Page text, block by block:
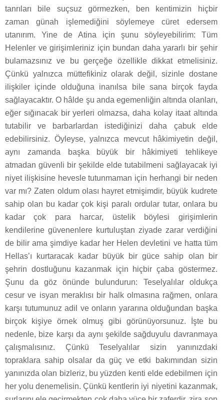
tanrıları bile suçsuz görmezken, ben kentimizin hiçbir
zaman günah işlemediğini söylemeye cüret edersem
utanırım. Yine de Atina için şunu söyleyebilirim: Tüm
Helenler ve girişimleriniz için bundan daha yararlı bir şehir
bulamazsınız ve bu gerçeğe özellikle dikkat etmelisiniz.
Çünkü yalnızca müttefikiniz olarak değil, sizinle dostane
ilişkiler içinde olduğuna inanılsa bile sana birçok fayda
sağlayacaktır. O hâlde şu anda egemenliğin altında olanları,
eğer sığınacak bir yerleri olmazsa, daha kolay itaat altında
tutabilir ve barbarlardan istediğinizi daha çabuk elde
edebilirsiniz. Öyleyse, yalnızca mevcut hâkimiyetin değil,
aynı zamanda başka büyük bir hâkimiyeti tehlikeye
atmadan güvenli bir şekilde elde tutabilmeni sağlayacak iyi
niyet ilişkisine hevesle tutunmaman için herhangi bir neden
var mı? Zaten oldum olası hayret etmişimdir, büyük kudrete
sahip olan bu kadar çok kişi paralı ordular tutar, onlara bu
kadar çok para harcar, üstelik böylesi girişimlerin
kendilerine güvenenlere kurtuluştan ziyade zarar verdiğini
de bilir ama şimdiye kadar her Helen devletini ve hatta tüm
Hellas’ı kurtaracak kadar büyük bir güce sahip olan bir
şehrin dostluğunu kazanmak için hiçbir çaba göstermez.
Şunu da göz önünde bulundurun: Teselyalılar oldukça
cesur ve isyan meraklısı bir halk olmasına rağmen, onlara
karşı tutumunuz adil ve onların yararına olduğundan başka
birçok kişiye örnek olmuş gibi görünüyorsunuz. İşte bu
nedenle, bize karşı da aynı şekilde sağduyulu davranmaya
çalışmalısınız. Çünkü Teselyalılar sizin yanınızdaki
topraklara sahip olsalar da güç ve etki bakımından sizin
yanınızda olan bizleriz, bu yüzden kenti elde edebilmen için
her yolu denemelisin. Çünkü kentlerin iyi niyetini kazanmak,